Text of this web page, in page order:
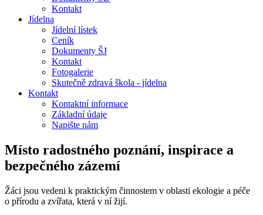
Kontakt
Jídelna
Jídelní lístek
Ceník
Dokumenty ŠJ
Kontakt
Fotogalerie
Skutečně zdravá škola - jídelna
Kontakt
Kontaktní informace
Základní údaje
Napište nám
Místo radostného poznání, inspirace a
bezpečného zázemí
Žáci jsou vedeni k praktickým činnostem v oblasti ekologie a péče
o přírodu a zvířata, která v ní žijí.